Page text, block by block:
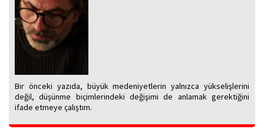
Bir önceki yazıda, büyük medeniyetlerin yalnızca yükselişlerini
değil, düşünme biçimlerindeki değişimi de anlamak gerektiğini
ifade etmeye çalıştım.